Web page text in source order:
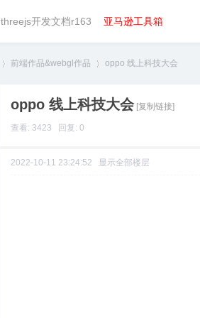
threejs开发文档r163 亚马逊工具箱
前端作品&webgl作品 oppo 线上科技大会
oppo 线上科技大会 [复制链接]
查看: 3423 回复: 0
2022-10-11 23:24:52 显示全部楼层